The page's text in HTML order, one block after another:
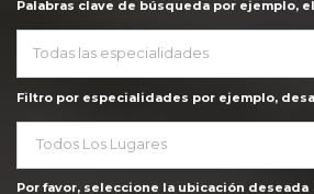
Palabras clave de búsqueda por ejemplo,
Todas las especialidades
Filtro por especialidades por ejemplo,
Todos Los Lugares
Por favor, seleccione la ubicación deseada